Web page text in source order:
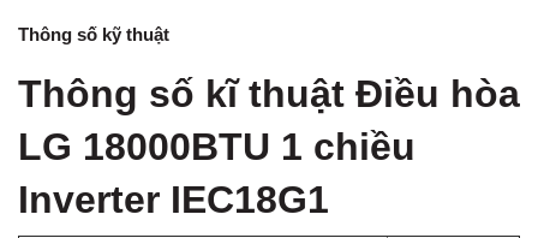
Thông số kỹ thuật
Thông số kĩ thuật Điều hòa
LG 18000BTU 1 chiều
Inverter IEC18G1